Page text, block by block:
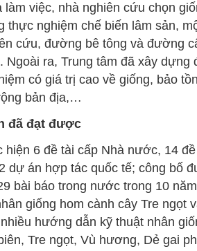
làm việc, nhà nghiên cứu chọn
nghiệm chế biến lâm sản,
cứu, đường bê tông và đường
Ngoài ra, Trung tâm đã xây dựng
có giá trị cao về giống, bảo
bản địa,…
đã đạt được
hiện 6 đề tài cấp Nhà nước, 14
dự án hợp tác quốc tế; công bố
bài báo trong nước trong 10
giống hom cành cây Tre ngọt
hướng dẫn kỹ thuật nhân
Tre ngọt, Vù hương, Dẻ gai